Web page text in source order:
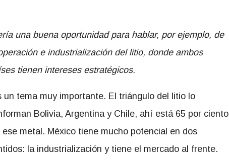
una buena oportunidad para hablar, por ejemplo, de
e industrialización del litio, donde ambos
tienen intereses estratégicos.
un tema muy importante. El triángulo del litio lo
Bolivia, Argentina y Chile, ahí está 65 por ciento
ese metal. México tiene mucho potencial en dos
la industrialización y tiene el mercado al frente.